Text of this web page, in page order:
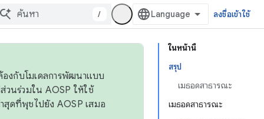
/ ลงชื่อเข้าใช้
ในหน้านี้
สรุป
เมธอดสาธารณะ
เมธอดสาธารณะ
องกับโมเดลการพัฒนาแบบ
วนร่วมใน AOSP ให้ใช้
สุดที่พุชไปยัง AOSP เสมอ